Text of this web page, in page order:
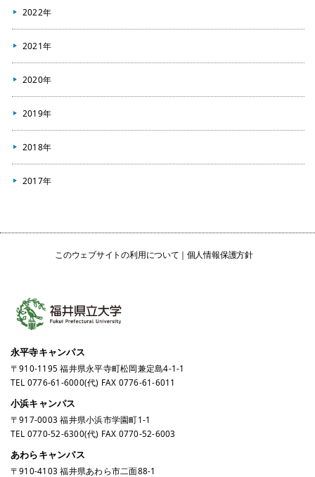
2022年
2021年
2020年
2019年
2018年
2017年
このウェブサイトの利用について 個人情報保護方針
永平寺キャンパス
〒910-1195 福井県永平寺町松岡兼定島4-1-1
TEL 0776-61-6000(代) FAX 0776-61-6011
小浜キャンパス
〒917-0003 福井県小浜市学園町1-1
TEL 0770-52-6300(代) FAX 0770-52-6003
あわらキャンパス
〒910-4103 福井県あわら市二面88-1